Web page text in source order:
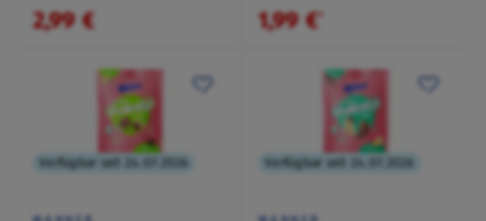
2,99 € 1,99 €¹
Verfügbar seit 24.07.2026 Verfügbar seit 24.07.2026